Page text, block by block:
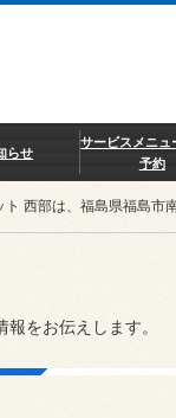
らせ
サービスメニュ
予約
ト 西部は、福島県福島市
をお伝えします。